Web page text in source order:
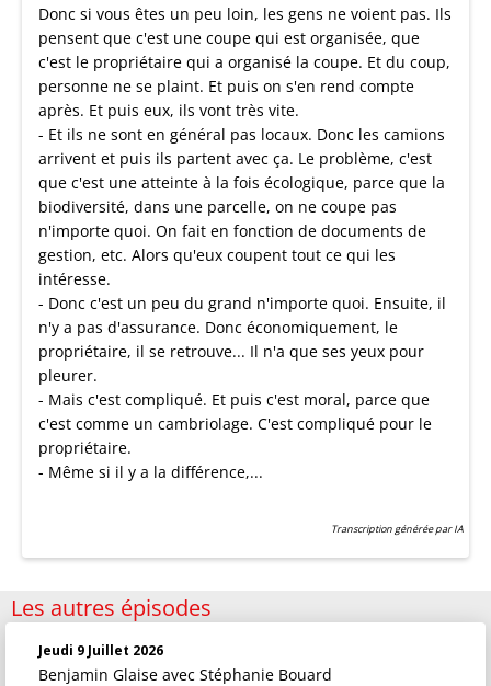
Donc si vous êtes un peu loin, les gens ne voient pas. Ils
pensent que c'est une coupe qui est organisée, que
c'est le propriétaire qui a organisé la coupe. Et du coup,
personne ne se plaint. Et puis on s'en rend compte
après. Et puis eux, ils vont très vite.
- Et ils ne sont en général pas locaux. Donc les camions
arrivent et puis ils partent avec ça. Le problème, c'est
que c'est une atteinte à la fois écologique, parce que la
biodiversité, dans une parcelle, on ne coupe pas
n'importe quoi. On fait en fonction de documents de
gestion, etc. Alors qu'eux coupent tout ce qui les
intéresse.
- Donc c'est un peu du grand n'importe quoi. Ensuite, il
n'y a pas d'assurance. Donc économiquement, le
propriétaire, il se retrouve... Il n'a que ses yeux pour
pleurer.
- Mais c'est compliqué. Et puis c'est moral, parce que
c'est comme un cambriolage. C'est compliqué pour le
propriétaire.
- Même si il y a la différence,...
Transcription générée par IA
Les autres épisodes
Jeudi 9 Juillet 2026
Benjamin Glaise avec Stéphanie Bouard